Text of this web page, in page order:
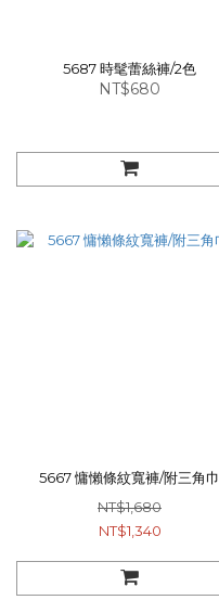
5687 時髦蕾絲褲/2色
NT$680
5667 慵懶條紋寬褲/附三角巾
NT$1,680
NT$1,340